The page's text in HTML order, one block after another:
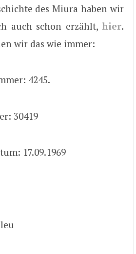
des Miura haben wir
auch schon erzählt, hier.
wir das wie immer:
4245.
30419
17.09.1969